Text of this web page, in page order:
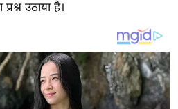
उठाया है।